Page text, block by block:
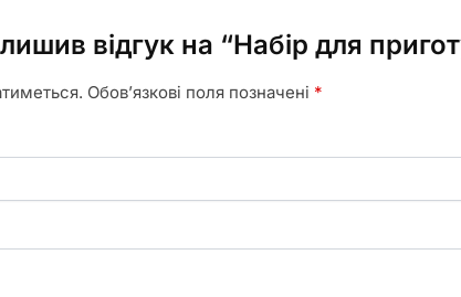
відгук на “Набір для
Обов’язкові поля позначені *